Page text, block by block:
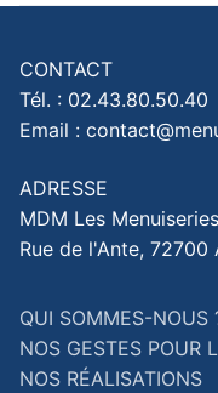
CONTACT
Tél. : 02.43.80.50.40
Email :
ADRESSE
MDM Les
Rue de l'Ante, 72700
QUI SOMMES-NOUS
NOS GESTES POUR
NOS RÉALISATIONS